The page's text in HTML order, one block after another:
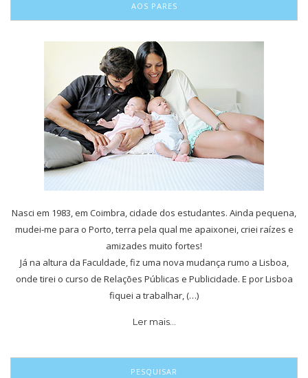
AOS PARES
Nasci em 1983, em Coimbra, cidade dos estudantes. Ainda pequena,
mudei-me para o Porto, terra pela qual me apaixonei, criei raízes e
amizades muito fortes!
Já na altura da Faculdade, fiz uma nova mudança rumo a Lisboa,
onde tirei o curso de Relações Públicas e Publicidade. E por Lisboa
fiquei a trabalhar, (…)
Ler mais…
PESQUISAR